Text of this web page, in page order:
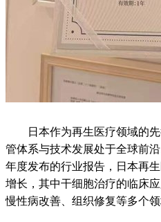
日本作为再生医疗领域的
管体系与技术发展处于全球前
年度发布的行业报告，日本再
增长，其中干细胞治疗的临床
慢性病改善、组织修复等多个领